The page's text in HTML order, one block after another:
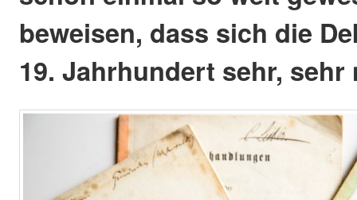
beweisen, dass sich die
19. Jahrhundert sehr, sehr